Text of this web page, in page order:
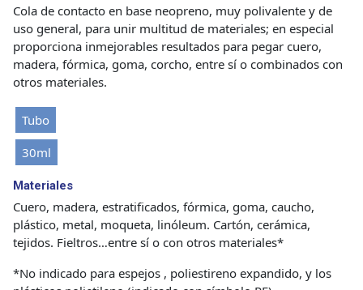
Cola de contacto en base neopreno, muy polivalente y de
uso general, para unir multitud de materiales; en especial
proporciona inmejorables resultados para pegar cuero,
madera, fórmica, goma, corcho, entre sí o combinados con
otros materiales.
Tubo
30ml
Materiales
Cuero, madera, estratificados, fórmica, goma, caucho,
plástico, metal, moqueta, linóleum. Cartón, cerámica,
tejidos. Fieltros…entre sí o con otros materiales*
*No indicado para espejos , poliestireno expandido, y los